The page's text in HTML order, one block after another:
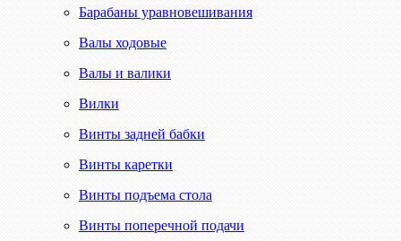
Барабаны уравновешивания
Валы ходовые
Валы и валики
Вилки
Винты задней бабки
Винты каретки
Винты подъема стола
Винты поперечной подачи